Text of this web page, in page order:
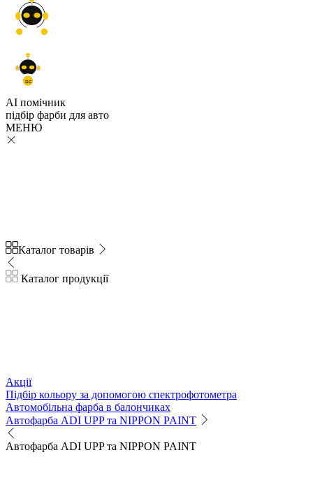
GC
AI помічник
підбір фарби для авто
МЕНЮ
Каталог товарів
Каталог продукції
Акції
Підбір кольору за допомогою спектрофотометра
Автомобільна фарба в балончиках
Автофарба ADI UPP та NIPPON PAINT
Автофарба ADI UPP та NIPPON PAINT